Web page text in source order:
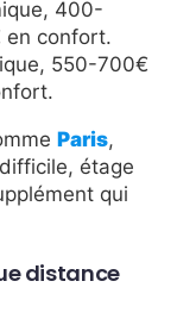
400-
confort.
550-700€
Paris,
étage
qui
distance